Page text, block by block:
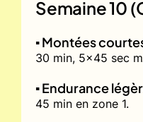
Semaine 10
▪️ Montées
30 min, 5x45 sec
▪️ Endurance
45 min en zone 1.